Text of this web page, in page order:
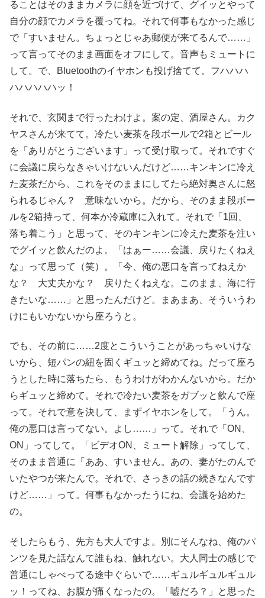
ることはそのままカメラに顔を近づけて、グイッとやって
自分の顔でカメラを覆ってね。それで何事もなかった感じ
で「すいません。ちょっとじゃあ郵便が来てるんで……」
って言ってそのまま画面をオフにして。音声もミュートに
して。で、Bluetoothのイヤホンも投げ捨てて。フハハハ
ハハハハハッ！
それで、玄関まで行ったわけよ。案の定、酒屋さん。カク
ヤスさんが来てて。冷たい麦茶を段ボールで2箱とビール
を「ありがとうございます」って受け取って。それですぐ
に会議に戻らなきゃいけないんだけど……キンキンに冷え
た麦茶だから、これをそのままにしてたら絶対奥さんに怒
られるじゃん？ 意味ないから。だから、そのまま段ボー
ルを2箱持って、何本か冷蔵庫に入れて。それで「1回、
落ち着こう」と思って、そのキンキンに冷えた麦茶を注い
でグイッと飲んだのよ。「はぁー……会議、戻りたくねえ
な」って思って（笑）。「今、俺の悪口を言ってねえか
な？ 大丈夫かな？ 戻りたくねえな。このまま、海に行
きたいな……」と思ったんだけど。まあまあ、そういうわ
けにもいかないから座ろうと。
でも、その前に……2度とこういうことがあっちゃいけな
いから、短パンの紐を固くギュッと締めてね。だって座ろ
うとした時に落ちたら、もうわけがわかんないから。だか
らギュッと締めて。それで冷たい麦茶をガブッと飲んで座
って。それで意を決して、まずイヤホンをして。「うん。
俺の悪口は言ってない。よし……」って。それで「ON、
ON」ってして。「ビデオON、ミュート解除」ってして、
そのまま普通に「ああ、すいません。あの、妻がたのんで
いたやつが来たんで。それで、さっきの話の続きなんです
けど……」って。何事もなかったうにね、会議を始めた
の。
そしたらもう、先方も大人ですよ。別にそんなね、俺のパ
ンツを見た話なんて誰もね、触れない。大人同士の感じで
普通にしゃべってる途中ぐらいで……ギュルギュルギュル
ッ！ってね、お腹が痛くなったの。「嘘だろ？」と思った